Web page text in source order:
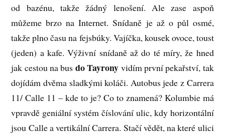
od bazénu, takže žádný lenošení. Ale zase aspoň
můžeme brzo na Internet. Snídaně je až o půl osmé,
takže plno času na fejsbúky. Vajíčka, kousek ovoce, toust
(jeden) a kafe. Výživní snídaně až do té míry, že hned
jak cestou na bus do Tayrony vidím první pekařství, tak
dojídám dvěma sladkými koláči. Autobus jede z Carrera
11/ Calle 11 – kde to je? Co to znamená? Kolumbie má
vpravdě geniální systém číslování ulic, kdy horizontální
jsou Calle a vertikální Carrera. Stačí vědět, na které ulici